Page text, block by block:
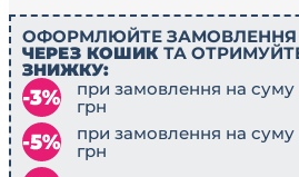
ОФОРМЛЮЙТЕ ЗАМОВЛЕННЯ
ЧЕРЕЗ КОШИК ТА
ЗНИЖКУ:
при замовлення на суму
грн
при замовлення на суму
грн